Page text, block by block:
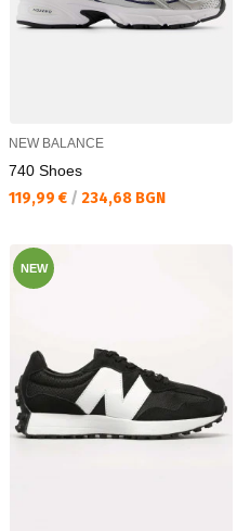
NEW BALANCE
740 Shoes
Текуща цена:
119,99 € / 234,68 BGN
NEW